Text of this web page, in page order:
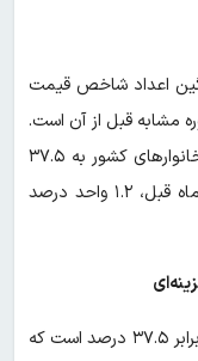
اعداد شاخص قیمت
مشابه قبل از آن است.
در شهریور ماه ۱۴۰۴ ، نرخ تورم سالانه برای خانوارهای کشور به ۳۷.۵
درصد رسیده که نسبت به همین اطلاع در ماه قبل، ۱.۲ واحد درصد
نرخ تورم سالانه کشور در شهریور ماه ۱۴۰۴ ، برابر ۳۷.۵ درصد است که